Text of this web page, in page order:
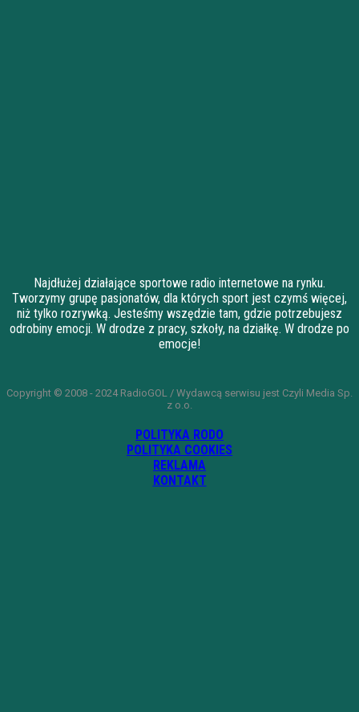
Najdłużej działające sportowe radio internetowe na rynku.
Tworzymy grupę pasjonatów, dla których sport jest czymś więcej,
niż tylko rozrywką. Jesteśmy wszędzie tam, gdzie potrzebujesz
odrobiny emocji. W drodze z pracy, szkoły, na działkę. W drodze po
emocje!
Copyright © 2008 - 2024 RadioGOL / Wydawcą serwisu jest Czyli Media Sp.
z o.o.
POLITYKA RODO
POLITYKA COOKIES
REKLAMA
KONTAKT